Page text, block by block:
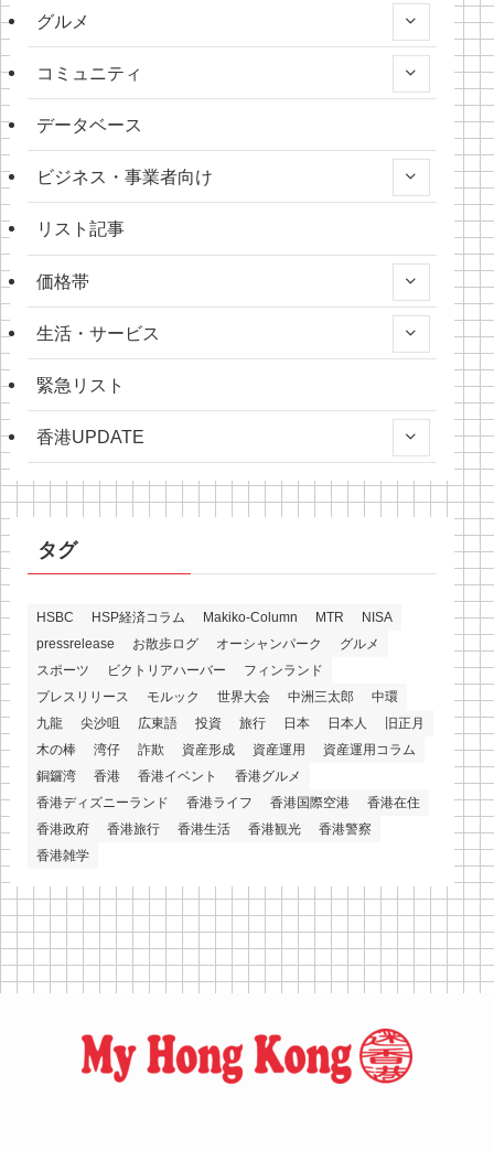
グルメ
コミュニティ
データベース
ビジネス・事業者向け
リスト記事
価格帯
生活・サービス
緊急リスト
香港UPDATE
タグ
HSBC HSP経済コラム Makiko-Column MTR
NISA
pressrelease
お散歩ログ オーシャンパーク
グルメ
スポーツ
ビクトリアハーバー
フィンランド
プレスリリース
モルック 世界大会 中洲三太郎
中環
九龍
尖沙咀 広東語 投資 旅行 日本 日本人
旧正月
木の棒
湾仔 詐欺 資産形成 資産運用
資産運用コラム
銅鑼湾
香港 香港イベント
香港グルメ
香港ディズニーランド
香港ライフ 香港国際空港
香港在住
香港政府
香港旅行 香港生活 香港観光
香港警察
香港雑学